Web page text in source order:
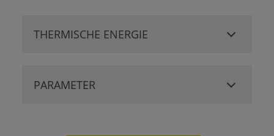
THERMISCHE ENERGIE
PARAMETER